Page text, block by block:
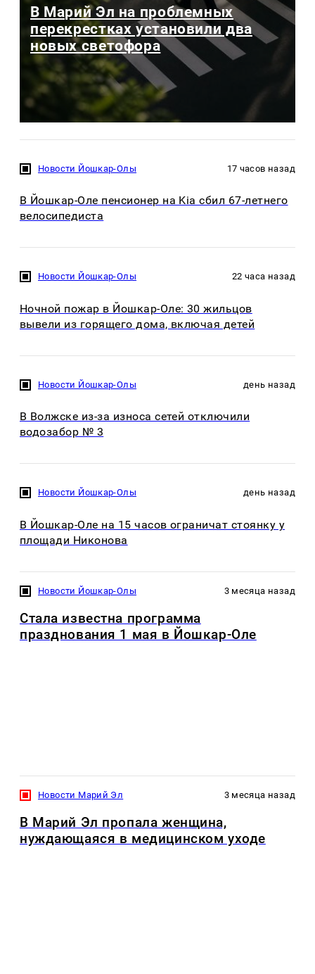
В Марий Эл на проблемных
перекрестках установили два
новых светофора
Новости Йошкар-Олы 17 часов назад
В Йошкар-Оле пенсионер на Kia сбил 67-летнего
велосипедиста
Новости Йошкар-Олы 22 часа назад
Ночной пожар в Йошкар-Оле: 30 жильцов
вывели из горящего дома, включая детей
Новости Йошкар-Олы день назад
В Волжске из-за износа сетей отключили
водозабор № 3
Новости Йошкар-Олы день назад
В Йошкар-Оле на 15 часов ограничат стоянку у
площади Никонова
Новости Йошкар-Олы 3 месяца назад
Стала известна программа
празднования 1 мая в Йошкар-Оле
Новости Марий Эл 3 месяца назад
В Марий Эл пропала женщина,
нуждающаяся в медицинском уходе